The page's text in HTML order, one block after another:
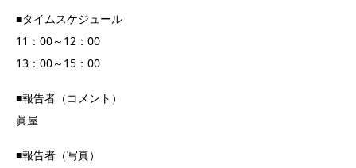
■タイムスケジュール
11：00～12：00
13：00～15：00
■報告者（コメント）
眞屋
■報告者（写真）